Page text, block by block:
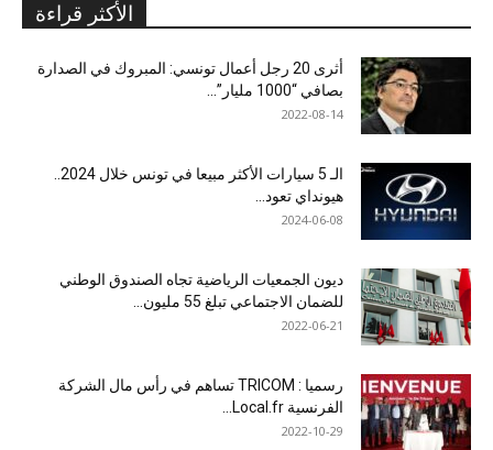
الأكثر قراءة
أثرى 20 رجل أعمال تونسي: المبروك في الصدارة
بصافي “1000 مليار”...
2022-08-14
هيونداي تعود...
2024-06-08
ديون الجمعيات الرياضية تجاه الصندوق الوطني
للضمان الاجتماعي تبلغ 55 مليون...
2022-06-21
رسميا : TRICOM تساهم في رأس مال الشركة
الفرنسية Local.fr...
2022-10-29